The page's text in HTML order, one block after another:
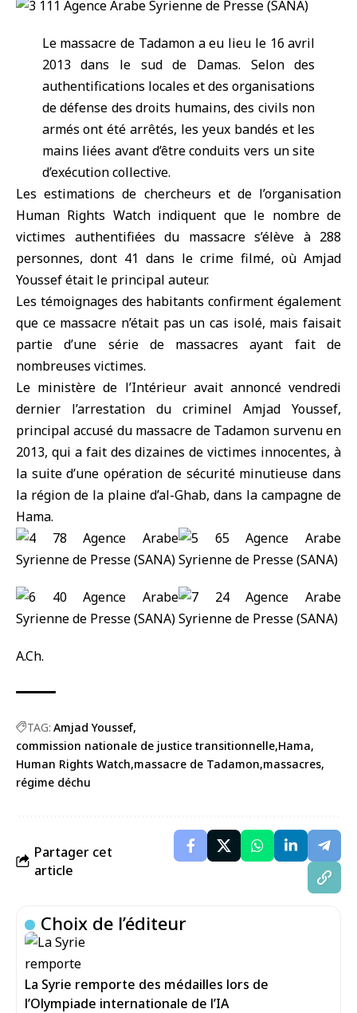
Le massacre de Tadamon a eu lieu le 16 avril
2013 dans le sud de Damas. Selon des
authentifications locales et des organisations
de défense des droits humains, des civils non
armés ont été arrêtés, les yeux bandés et les
mains liées avant d’être conduits vers un site
d’exécution collective.
Les estimations de chercheurs et de l’organisation
Human Rights Watchindiquent que le nombre de
victimes authentifiées du massacre s’élève à 288
personnes, dont 41 dans le crime filmé, où Amjad
Youssefétait le principal auteur.
Les témoignages des habitants confirment également
que ce massacre n’était pas un cas isolé, mais faisait
partie d’une série de massacresayant fait de
nombreuses victimes.
Le ministère de l’Intérieur avait annoncé vendredi
dernier l’arrestation du criminel Amjad Youssef,
principal accusé du massacre de Tadamon survenu en
2013, qui a fait des dizaines de victimes innocentes, à
la suite d’une opération de sécurité minutieuse dans
la région de la plaine d’al-Ghab, dans la campagne de
Hama.
A.Ch.
TAG: Amjad Youssef
commission nationale de justice transitionnelle Hama
Human Rights Watch massacre de Tadamon massacres
régime déchu
Partager cet
article
Choix de l’éditeur
La Syrie remporte des médailles lors de
l’Olympiade internationale de l’IA